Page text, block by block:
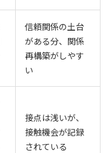
信頼関係の土台
がある分、関係
再構築がしやす
い
接点は浅いが、
接触機会が記録
されている